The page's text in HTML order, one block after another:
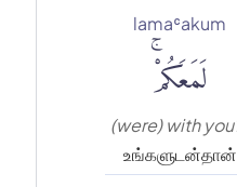
lamaʿakum
لَمَعَكُمْۚ
(were) with
உங்களுடன்தான்